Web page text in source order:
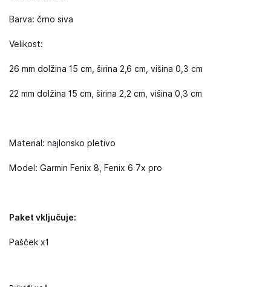
Barva: črno siva
Velikost:
26 mm dolžina 15 cm, širina 2,6 cm, višina 0,3 cm
22 mm dolžina 15 cm, širina 2,2 cm, višina 0,3 cm
Material: najlonsko pletivo
Model: Garmin Fenix 8, Fenix 6 7x pro
Paket vključuje:
Pašček x1